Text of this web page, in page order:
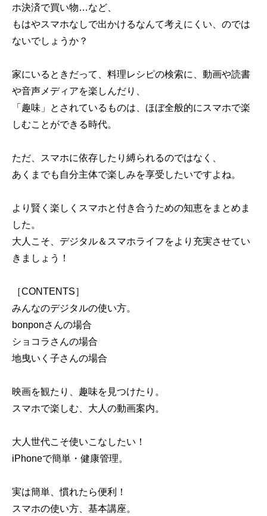
ホ決済で買い物…など、
もはやスマホなしで出かけるなんて考えにくい、のでは
ないでしょうか？
家にいるときだって、料理レシピの検索に、動画や読書
や音声メディアを楽しんだり、
「趣味」とされているものは、ほぼ全般的にスマホで楽
しむことができる時代。
ただ、スマホに依存したり縛られるのではなく、
あくまでも自分主体で楽しみを享受したいですよね。
より賢く楽しくスマホと付き合うための知恵をまとめま
した。
大人こそ、デジタル＆スマホライフをより充実させてい
きましょう！
［CONTENTS］
みんなのデジタルの使い方。
bonponさんの場合
ショコラさんの場合
地曳いく子さんの場合
映画を観たり、趣味を見つけたり。
スマホで楽しむ、大人の動画案内。
大人世代こそ使いこなしたい！
iPhoneで簡単・健康管理。
実は簡単、慣れたら便利！
スマホの使い方、基本講座。